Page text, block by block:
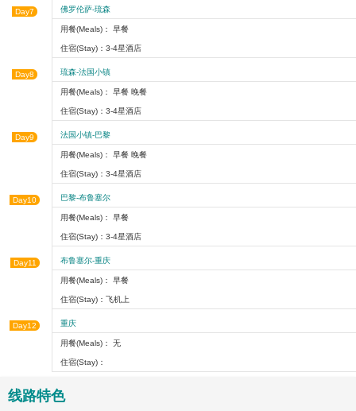
Day7 佛罗伦萨-琉森
用餐(Meals)： 早餐
住宿(Stay)：3-4星酒店
Day8 琉森-法国小镇
用餐(Meals)： 早餐 晚餐
住宿(Stay)：3-4星酒店
Day9 法国小镇-巴黎
用餐(Meals)： 早餐 晚餐
住宿(Stay)：3-4星酒店
Day10 巴黎-布鲁塞尔
用餐(Meals)： 早餐
住宿(Stay)：3-4星酒店
Day11 布鲁塞尔-重庆
用餐(Meals)： 早餐
住宿(Stay)：飞机上
Day12 重庆
用餐(Meals)： 无
住宿(Stay)：
线路特色